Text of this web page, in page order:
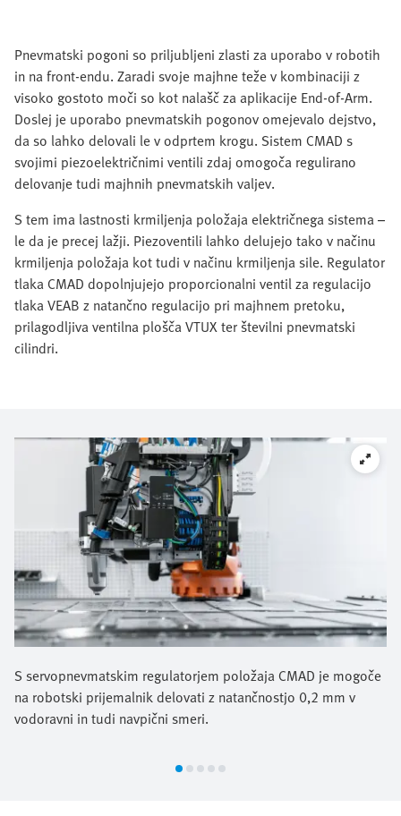
Pnevmatski pogoni so priljubljeni zlasti za uporabo v robotih
in na front-endu. Zaradi svoje majhne teže v kombinaciji z
visoko gostoto moči so kot nalašč za aplikacije End-of-Arm.
Doslej je uporabo pnevmatskih pogonov omejevalo dejstvo,
da so lahko delovali le v odprtem krogu. Sistem CMAD s
svojimi piezoelektričnimi ventili zdaj omogoča regulirano
delovanje tudi majhnih pnevmatskih valjev.
S tem ima lastnosti krmiljenja položaja električnega sistema –
le da je precej lažji. Piezoventili lahko delujejo tako v načinu
krmiljenja položaja kot tudi v načinu krmiljenja sile. Regulator
tlaka CMAD dopolnjujejo proporcionalni ventil za regulacijo
tlaka VEAB z natančno regulacijo pri majhnem pretoku,
prilagodljiva ventilna plošča VTUX ter številni pnevmatski
cilindri.
S servopnevmatskim regulatorjem položaja CMAD je mogoče
na robotski prijemalnik delovati z natančnostjo 0,2 mm v
vodoravni in tudi navpični smeri.